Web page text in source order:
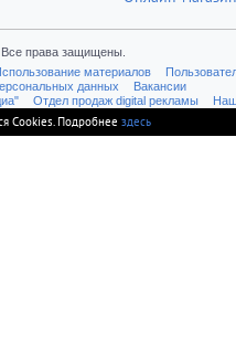
права защищены.
материалов
данных
Вакансии
Отдел продаж digital рекламы
Cookies. Подробнее здесь